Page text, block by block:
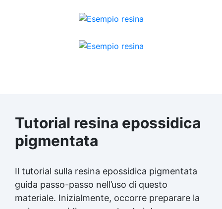
Tutorial resina epossidica
pigmentata
Il tutorial sulla resina epossidica pigmentata
guida passo-passo nell’uso di questo
materiale. Inizialmente, occorre preparare la